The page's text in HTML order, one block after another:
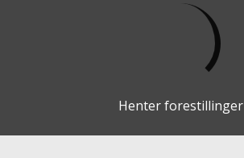
Henter forestillinger